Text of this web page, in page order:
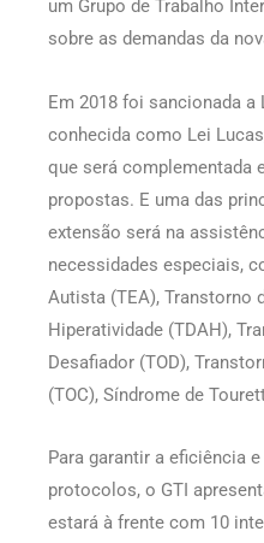
um Grupo de Trabalho
sobre as demandas da
Em 2018 foi sancionada a
conhecida como Lei
que será complementada
propostas. E uma das
extensão será na
necessidades especiais,
Autista (TEA), Transtorno
Hiperatividade (TDAH),
Desafiador (TOD),
(TOC), Síndrome de
Para garantir a eficiência
protocolos, o GTI
estará à frente com 10